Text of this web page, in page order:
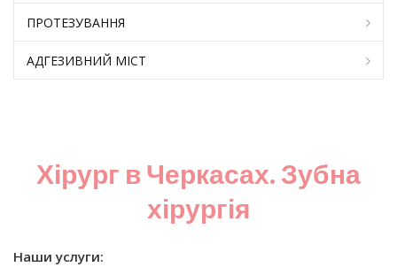
ПРОТЕЗУВАННЯ
АДГЕЗИВНИЙ МІСТ
Хірург в Черкасах. Зубна
хірургія
Наши услуги: